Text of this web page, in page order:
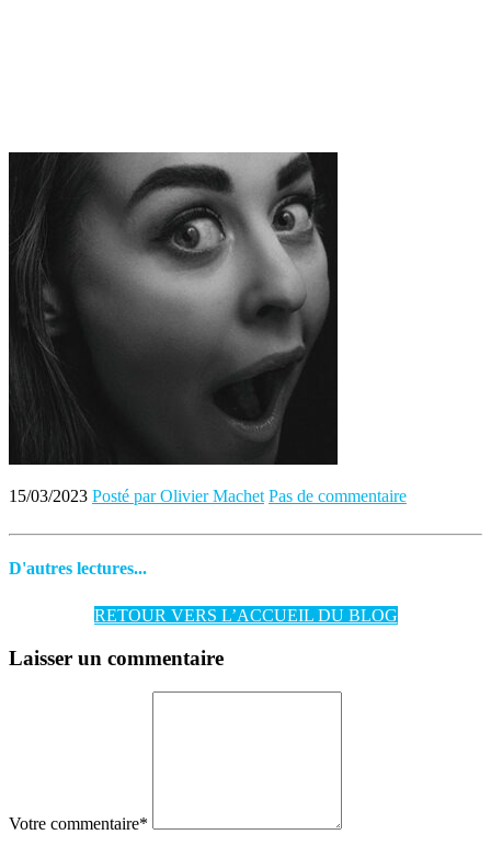
15/03/2023 Posté par Olivier Machet Pas de commentaire
D'autres lectures...
RETOUR VERS L’ACCUEIL DU BLOG
Laisser un commentaire
Votre commentaire*